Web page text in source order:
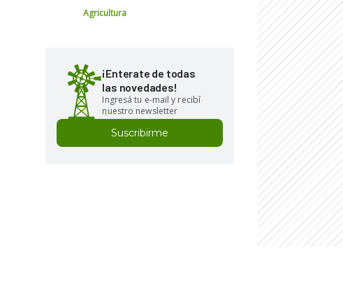
Agricultura
¡Enterate de todas
las novedades!
Ingresá tu e-mail y recibí
nuestro newsletter
Suscribirme